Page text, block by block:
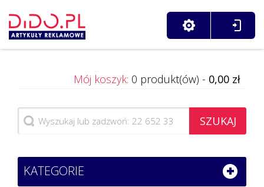
Mój koszyk: 0 produkt(ów) - 0,00 zł
SZUKAJ
KATEGORIE